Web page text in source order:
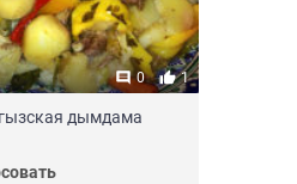
0 1
дымдама